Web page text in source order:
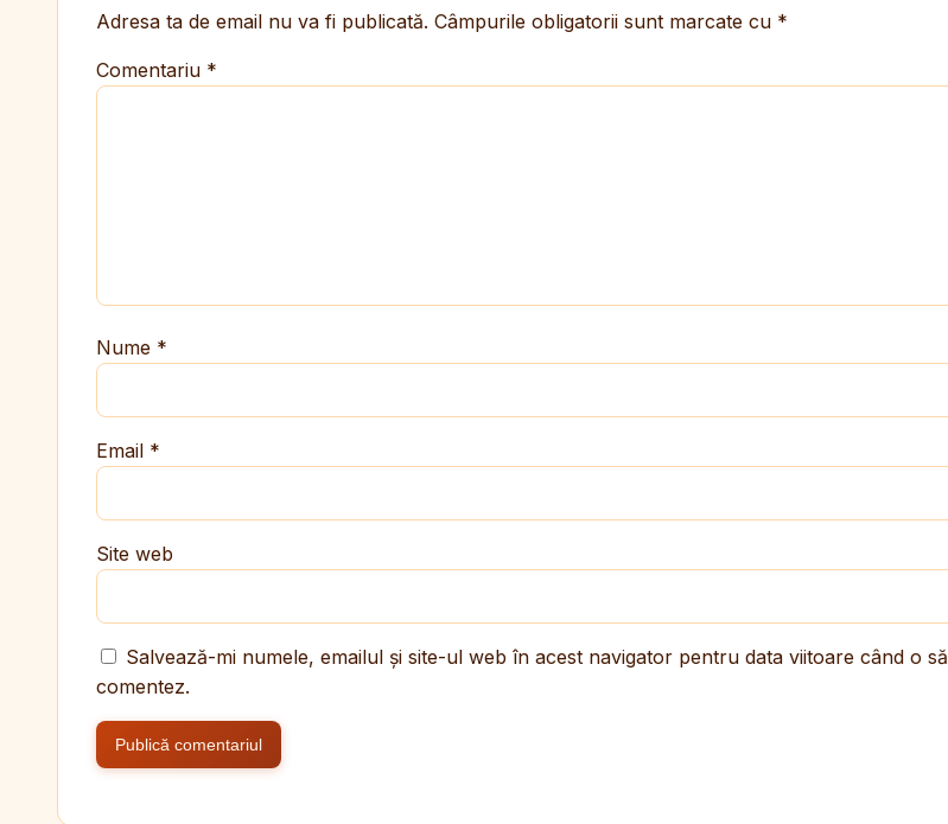
Adresa ta de email nu va fi publicată. Câmpurile obligatorii sunt marcate cu *
Comentariu *
Nume *
Email *
Site web
Salvează-mi numele, emailul și site-ul web în acest navigator pentru data viitoare când o să
comentez.